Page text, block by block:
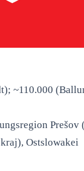
~110.000
Prešov
Ostslowakei